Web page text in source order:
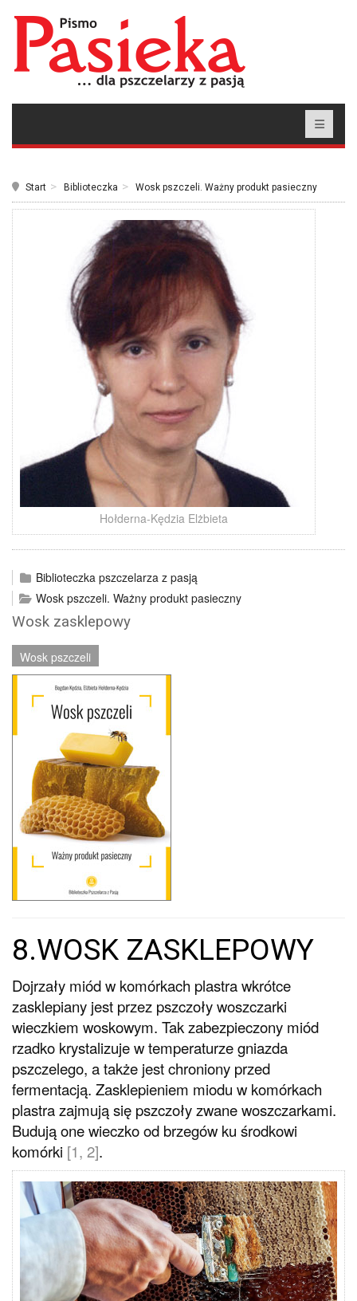
Start Biblioteczka Wosk pszczeli. Ważny produkt pasieczny
Hołderna-Kędzia Elżbieta
Biblioteczka pszczelarza z pasją
Wosk pszczeli. Ważny produkt pasieczny
Wosk zasklepowy
Wosk pszczeli
8.WOSK ZASKLEPOWY
Dojrzały miód w komórkach plastra wkrótce
zasklepiany jest przez pszczoły woszczarki
wieczkiem woskowym. Tak zabezpieczony miód
rzadko krystalizuje w temperaturze gniazda
pszczelego, a także jest chroniony przed
fermentacją. Zasklepieniem miodu w komórkach
plastra zajmują się pszczoły zwane woszczarkami.
Budują one wieczko od brzegów ku środkowi
komórki [1, 2].